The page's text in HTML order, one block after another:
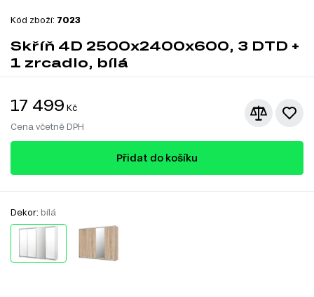
Kód zboží: 7023
Skříň 4D 2500x2400x600, 3 DTD +
1 zrcadlo, bílá
17 499 Kč
Cena včetně DPH
Přidat do košíku
Dekor: bílá